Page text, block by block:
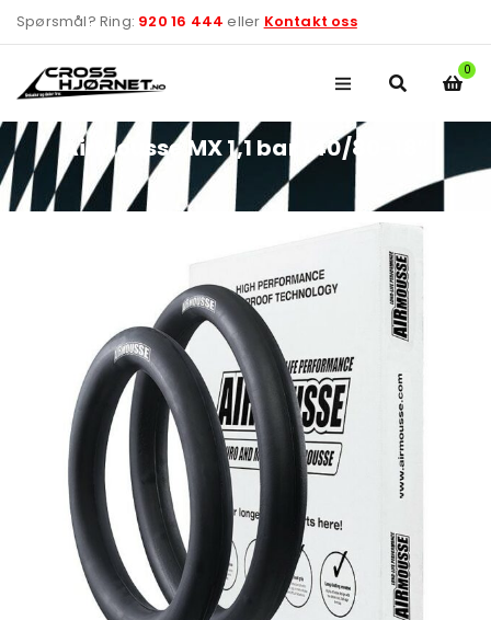
Spørsmål? Ring: 920 16 444 eller Kontakt oss
0
AirMousse MX 1,1 bar 140/80-18″